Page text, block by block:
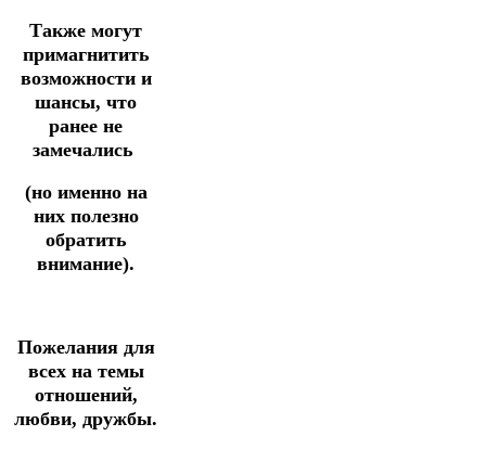
Также могут
примагнитить
возможности и
шансы, что
ранее не
замечались
(но именно на
них полезно
обратить
внимание).
Пожелания для
всех на темы
отношений,
любви, дружбы.